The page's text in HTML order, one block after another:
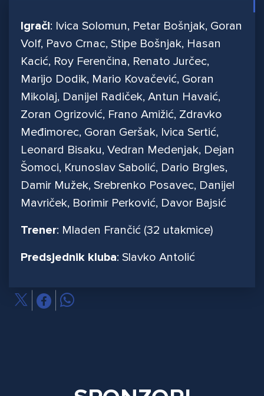
Igrači: Ivica Solomun, Petar Bošnjak, Goran
Volf, Pavo Crnac, Stipe Bošnjak, Hasan
Kacić, Roy Ferenčina, Renato Jurčec,
Marijo Dodik, Mario Kovačević, Goran
Mikolaj, Danijel Radiček, Antun Havaić,
Zoran Ogrizović, Frano Amižić, Zdravko
Međimorec, Goran Geršak, Ivica Sertić,
Leonard Bisaku, Vedran Medenjak, Dejan
Šomoci, Krunoslav Sabolić, Dario Brgles,
Damir Mužek, Srebrenko Posavec, Danijel
Mavriček, Borimir Perković, Davor Bajsić
Trener: Mladen Frančić (32 utakmice)
Predsjednik kluba: Slavko Antolić